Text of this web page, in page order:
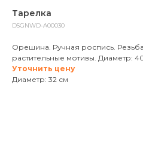
Тарелка
DSGNWD-A00030
Орешина. Ручная роспись.
растительные мотивы. Диаметр:
Уточнить цену
Диаметр: 32 см